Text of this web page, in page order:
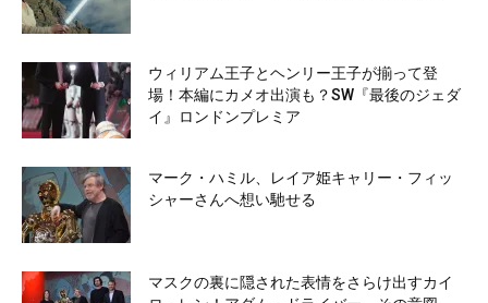
ウィリアム王子とヘンリー王子が揃って登
場！本編にカメオ出演も？SW『最後のジェダ
イ』ロンドンプレミア
マーク・ハミル、レイア姫キャリー・フィッ
シャーさんへ想い馳せる
マスクの裏に隠された表情をさらけ出すカイ